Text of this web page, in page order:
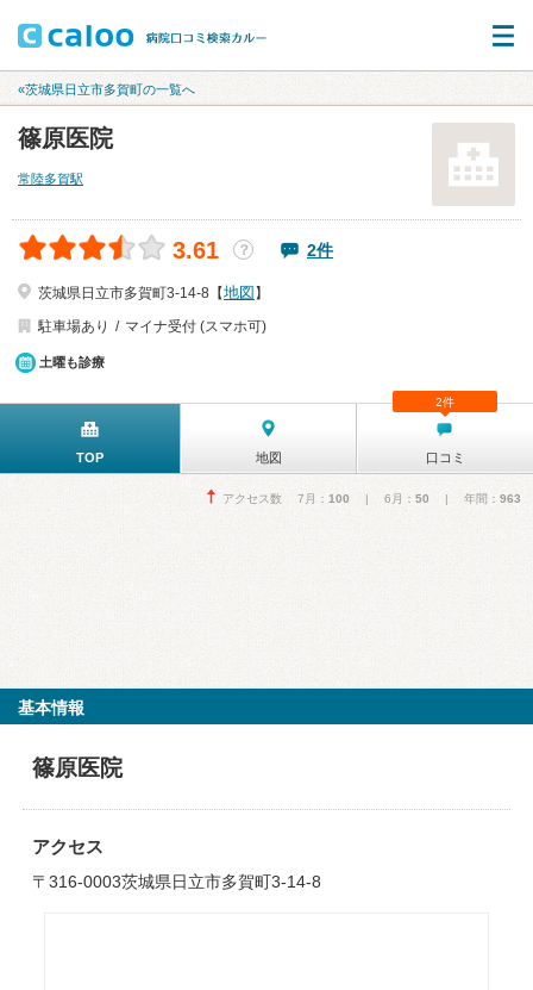
«茨城県日立市多賀町の一覧へ
篠原医院
常陸多賀駅
3.61 ？ 2件
茨城県日立市多賀町3-14-8【地図 】
駐車場あり
マイナ受付 (スマホ可)
土曜も診療
TOP 地図 口コミ
2件
アクセス数 7月： 100 | 6月： 50 | 年間： 963
基本情報
篠原医院
アクセス
〒316-0003茨城県日立市多賀町3-14-8